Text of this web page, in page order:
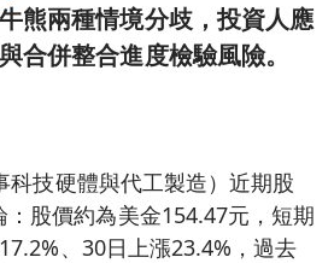
熊兩種情境分歧，投資人應
合併整合進度檢驗風險。
技硬體與代工製造）近期股
股價約為美金154.47元，短期
、30日上漲23.4%，過去